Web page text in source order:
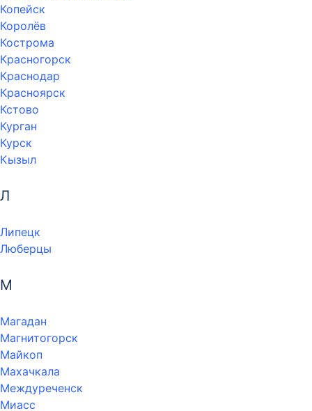
Копейск
Королёв
Кострома
Красногорск
Краснодар
Красноярск
Кстово
Курган
Курск
Кызыл
Л
Липецк
Люберцы
М
Магадан
Магнитогорск
Майкоп
Махачкала
Междуреченск
Миасс